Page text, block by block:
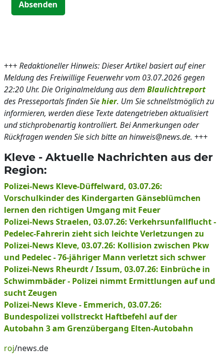
Absenden
+++Redaktioneller Hinweis: Dieser Artikel basiert auf einer
Meldung des Freiwillige Feuerwehr vom 03.07.2026 gegen
22:20 Uhr. Die Originalmeldung aus dem Blaulichtreport
des Presseportals finden Siehier. Um Sie schnellstmöglich zu
informieren, werden diese Texte datengetrieben aktualisiert
und stichprobenartig kontrolliert. Bei Anmerkungen oder
Rückfragen wenden Sie sich bitte an hinweis@news.de. +++
Kleve - Aktuelle Nachrichten aus der
Region:
Polizei-News Kleve-Düffelward, 03.07.26:
Vorschulkinder des Kindergarten Gänseblümchen
lernen den richtigen Umgang mit Feuer
Polizei-News Straelen, 03.07.26: Verkehrsunfallflucht -
Pedelec-Fahrerin zieht sich leichte Verletzungen zu
Polizei-News Kleve, 03.07.26: Kollision zwischen Pkw
und Pedelec - 76-jähriger Mann verletzt sich schwer
Polizei-News Rheurdt / Issum, 03.07.26: Einbrüche in
Schwimmbäder - Polizei nimmt Ermittlungen auf und
sucht Zeugen
Polizei-News Kleve - Emmerich, 03.07.26:
Bundespolizei vollstreckt Haftbefehl auf der
Autobahn 3 am Grenzübergang Elten-Autobahn
roj/news.de